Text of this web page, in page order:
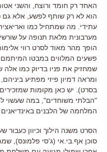
האחד רק חומד ורוצח
והשני
הוא לא רק שותף לפשע אלא גם
עתידי
מה שמתחיל כמו
מערבונית מלאת תנופה על
הופך מהר מאוד לסרט רווי
פשעים המלווים במבטו המיתמם
שמחזיק את פניו בדיוק כמו אלה
ומראה דמיון פיזי מפתיע ביניהם
בסרט). יש כאן מקומות
"הבלתי משוחדים", במה שעשוי
המלחמה של הלבנים
הסרט משנה הילוך וכיוון כעבור
סוכן אף בי אי (ג'סי פלמונס),